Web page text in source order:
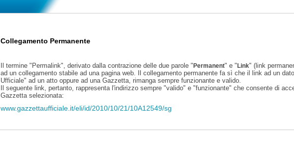
Collegamento Permanente
Il termine "Permalink", derivato dalla contrazione delle due parole "Permanent" e "Link" (link
ad un collegamento stabile ad una pagina web. Il collegamento permanente fa sì che il link ad un
Ufficiale" ad un atto oppure ad una Gazzetta, rimanga sempre funzionante e valido.
Il seguente link, pertanto, rappresenta l'indirizzo sempre "valido" e "funzionante" che consente di
Gazzetta selezionata:
www.gazzettaufficiale.it/eli/id/2010/10/21/10A12549/sg